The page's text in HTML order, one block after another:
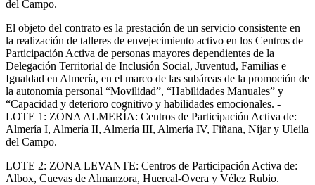
del Campo.
El objeto del contrato es la prestación de un servicio consistente en
la realización de talleres de envejecimiento activo en los Centros de
Participación Activa de personas mayores dependientes de la
Delegación Territorial de Inclusión Social, Juventud, Familias e
Igualdad en Almería, en el marco de las subáreas de la promoción de
la autonomía personal “Movilidad”, “Habilidades Manuales” y
“Capacidad y deterioro cognitivo y habilidades emocionales. -
LOTE 1: ZONA ALMERÍA: Centros de Participación Activa de:
Almería I, Almería II, Almería III, Almería IV, Fiñana, Níjar y Uleila
del Campo.
LOTE 2: ZONA LEVANTE: Centros de Participación Activa de:
Albox, Cuevas de Almanzora, Huercal-Overa y Vélez Rubio.